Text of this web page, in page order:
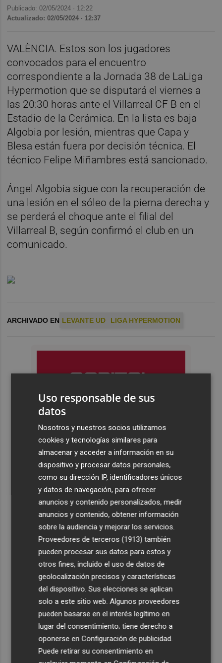
Publicado: 02/05/2024 · 12:22
Actualizado: 02/05/2024 · 12:37
VALÈNCIA. Estos son los jugadores
convocados para el encuentro
correspondiente a la Jornada 38 de LaLiga
Hypermotion que se disputará el viernes a
las 20:30 horas ante el Villarreal CF B en el
Estadio de la Cerámica. En la lista es baja
Algobia por lesión, mientras que Capa y
Blesa están fuera por decisión técnica. El
técnico Felipe Miñambres está sancionado.
Ángel Algobia sigue con la recuperación de
una lesión en el sóleo de la pierna derecha y
se perderá el choque ante el filial del
Villarreal B, según confirmó el club en un
comunicado.
ARCHIVADO EN LEVANTE UD LIGA HYPERMOTION
Uso responsable de sus
datos
Nosotros y nuestros socios utilizamos
cookies y tecnologías similares para
almacenar y acceder a información en su
dispositivo y procesar datos personales,
como su dirección IP, identificadores únicos
y datos de navegación, para ofrecer
anuncios y contenido personalizados, medir
anuncios y contenido, obtener información
sobre la audiencia y mejorar los servicios.
Proveedores de terceros (1913) también
pueden procesar sus datos para estos y
otros fines, incluido el uso de datos de
geolocalización precisos y características
del dispositivo. Sus elecciones se aplican
solo a este sitio web. Algunos proveedores
pueden basarse en el interés legítimo en
lugar del consentimiento; tiene derecho a
oponerse enConfiguración de publicidad.
Puede retirar su consentimiento en